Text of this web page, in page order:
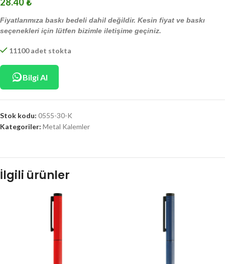
Fiyatlarımıza baskı bedeli dahil değildir. Kesin fiyat ve baskı
seçenekleri için lütfen bizimle iletişime geçiniz.
11100 adet stokta
Bilgi Al
Stok kodu: 0555-30-K
Kategoriler: Metal Kalemler
İlgili ürünler